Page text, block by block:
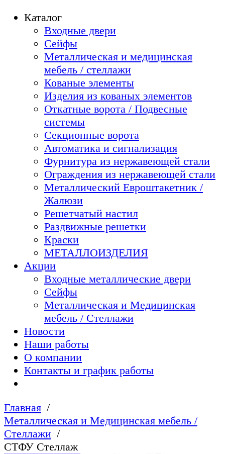
Каталог
Входные двери
Сейфы
Металлическая и медицинская
мебель / стеллажи
Кованые элементы
Изделия из кованых элементов
Откатные ворота / Подвесные
системы
Секционные ворота
Автоматика и сигнализация
Фурнитура из нержавеющей стали
Ограждения из нержавеющей стали
Металлический Евроштакетник /
Жалюзи
Решетчатый настил
Раздвижные решетки
Краски
МЕТАЛЛОИЗДЕЛИЯ
Акции
Входные металлические двери
Сейфы
Металлическая и Медицинская
мебель / Стеллажи
Новости
Наши работы
О компании
Контакты и график работы
Главная
Металлическая и Медицинская мебель /
Стеллажи
СТФУ Стеллаж